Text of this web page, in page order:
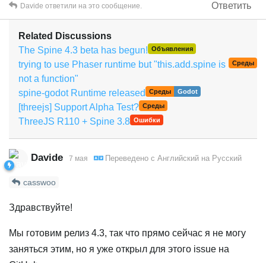
Ответить
Davide ответили на это сообщение.
Related Discussions
The Spine 4.3 beta has begun! Объявления
trying to use Phaser runtime but "this.add.spine is
not a function"
Среды
spine-godot Runtime released Среды Godot
[threejs] Support Alpha Test? Среды
ThreeJS R110 + Spine 3.8 Ошибки
Davide 7 мая Переведено с Английский на Русский
casswoo
Здравствуйте!
Мы готовим релиз 4.3, так что прямо сейчас я не могу
заняться этим, но я уже открыл для этого issue на